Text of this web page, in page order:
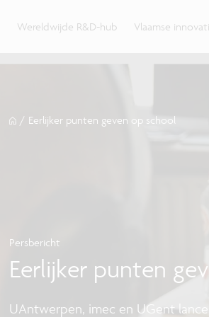
Wereldwijde R&D-hub Vlaamse
bedrijven, overheden en universiteiten.
/ Eerlijker punten geven op school
Persbericht
Eerlijker punten
UAntwerpen, imec en UGent